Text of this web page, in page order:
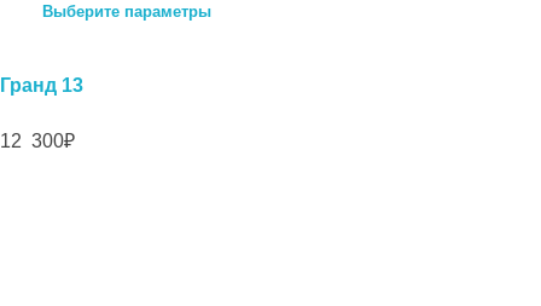
Выберите параметры
Гранд 13
12 300₽